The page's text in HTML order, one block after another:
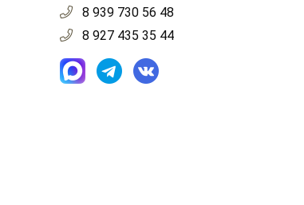
8 939 730 56 48
8 927 435 35 44